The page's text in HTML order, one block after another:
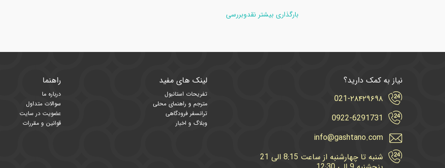
بارگذاری بیشتر نقدوبررسی
نیاز به کمک دارید؟
021-۲۸۴۲۹۶۹۸
0922-6291731
info@gashtano.com
شنبه تا چهارشنبه از ساعت 8:15 الی 21
لینک های مفید
تفریحات استانبول
مترجم و راهنمای محلی
ترانسفر فرودگاهی
وبلاگ و اخبار
راهنما
درباره ما
سوالات متداول
عضویت در سایت
قوانین و مقررات